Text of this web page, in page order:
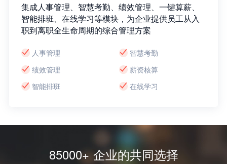
集成人事管理、智慧考勤、绩效管理、一键算薪、
智能排班、在线学习等模块，为企业提供员工从入
职到离职全生命周期的综合管理方案
人事管理
智慧考勤
绩效管理
薪资核算
智能排班
在线学习
85000+ 企业的共同选择